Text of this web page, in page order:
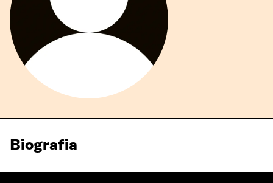
Biografia